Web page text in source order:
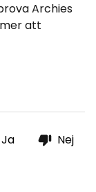
Archies
att
Ja Nej